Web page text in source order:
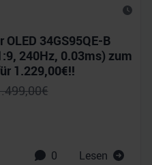
OLED 34GS95QE-B
240Hz, 0.03ms) zum
1.229,00€!!
€
0 Lesen